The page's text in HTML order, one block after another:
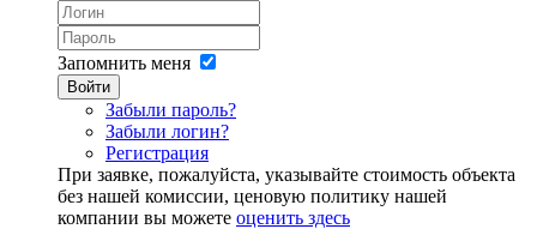
Запомнить меня
Войти
Забыли пароль?
Забыли логин?
Регистрация
При заявке, пожалуйста, указывайте стоимость объекта
без нашей комиссии, ценовую политику нашей
компании вы можете оценить здесь